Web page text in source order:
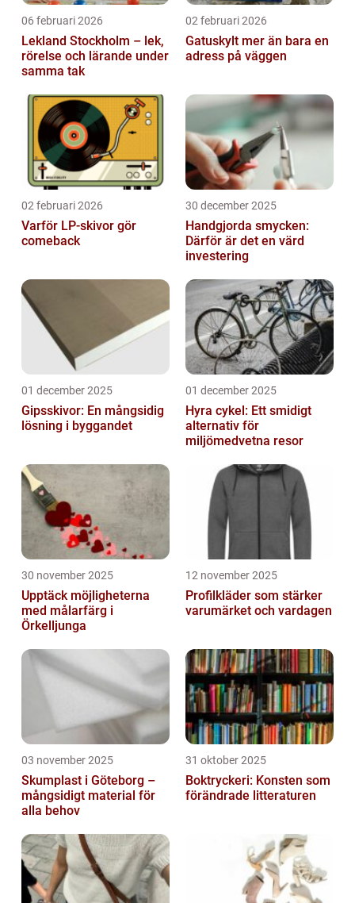
06 februari 2026
Lekland Stockholm – lek,
rörelse och lärande under
samma tak
02 februari 2026
Gatuskylt mer än bara en
adress på väggen
02 februari 2026
Varför LP-skivor gör
comeback
30 december 2025
Handgjorda smycken:
Därför är det en värd
investering
01 december 2025
Gipsskivor: En mångsidig
lösning i byggandet
01 december 2025
Hyra cykel: Ett smidigt
alternativ för
miljömedvetna resor
30 november 2025
Upptäck möjligheterna
med målarfärg i
Örkelljunga
12 november 2025
Profilkläder som stärker
varumärket och vardagen
03 november 2025
Skumplast i Göteborg –
mångsidigt material för
alla behov
31 oktober 2025
Boktryckeri: Konsten som
förändrade litteraturen